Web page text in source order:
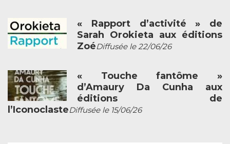
« Rapport d’activité » de
Sarah Orokieta aux éditions
ZoéDiffusée le 22/06/26
« Touche fantôme »
d’Amaury Da Cunha aux
éditions de
l’IconoclasteDiffusée le 15/06/26